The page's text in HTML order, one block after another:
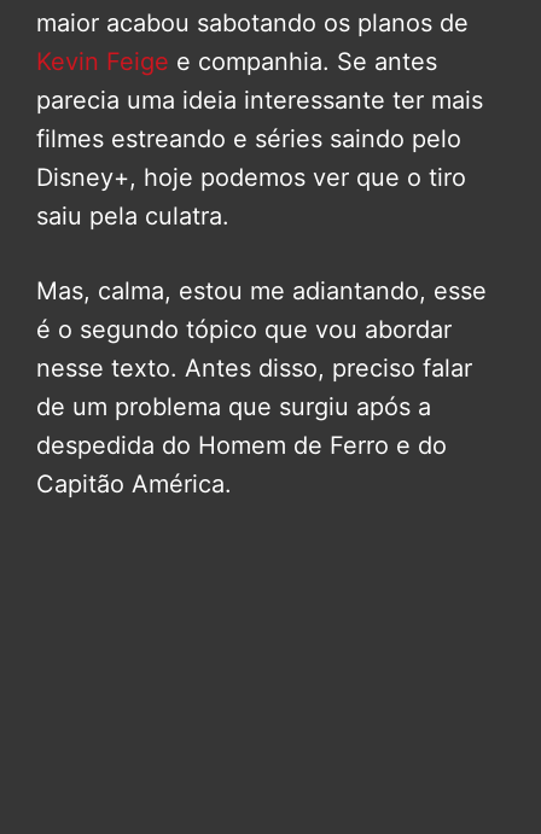
maior acabou sabotando os planos de
Kevin Feige e companhia. Se antes
parecia uma ideia interessante ter mais
filmes estreando e séries saindo pelo
Disney+, hoje podemos ver que o tiro
saiu pela culatra.
Mas, calma, estou me adiantando, esse
é o segundo tópico que vou abordar
nesse texto. Antes disso, preciso falar
de um problema que surgiu após a
despedida do Homem de Ferro e do
Capitão América.